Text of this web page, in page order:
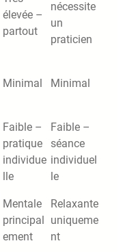
élevée –
partout
nécessite
un
praticien
Minimal Minimal
Faible –
pratique
individue
lle
Faible –
séance
individuel
le
Mentale
principal
ement
Relaxante
uniqueme
nt